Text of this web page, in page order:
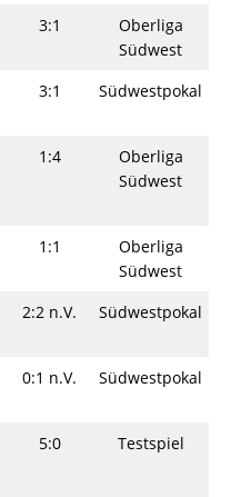
3:1
Oberliga
Südwest
3:1 Südwestpokal
1:4
Oberliga
Südwest
1:1
Oberliga
Südwest
2:2 n.V. Südwestpokal
0:1 n.V. Südwestpokal
5:0 Testspiel